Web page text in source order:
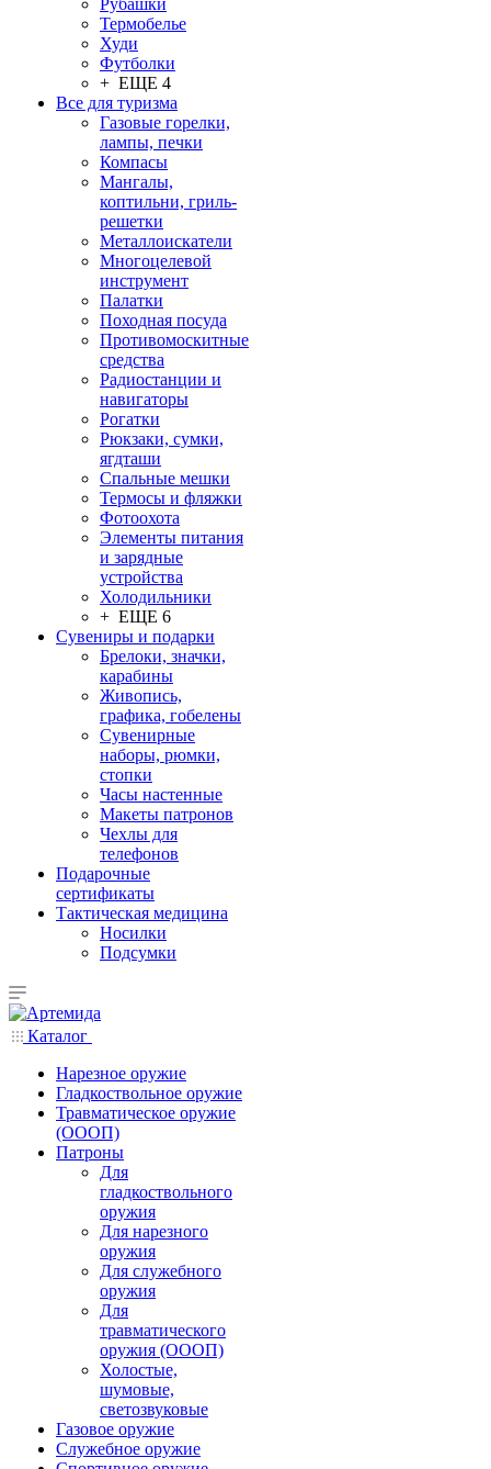
Рубашки
Термобелье
Худи
Футболки
+ ЕЩЕ 4
Все для туризма
Газовые горелки,
лампы, печки
Компасы
Мангалы,
коптильни, гриль-
решетки
Металлоискатели
Многоцелевой
инструмент
Палатки
Походная посуда
Противомоскитные
средства
Радиостанции и
навигаторы
Рогатки
Рюкзаки, сумки,
ягдташи
Спальные мешки
Термосы и фляжки
Фотоохота
Элементы питания
и зарядные
устройства
Холодильники
+ ЕЩЕ 6
Сувениры и подарки
Брелоки, значки,
карабины
Живопись,
графика, гобелены
Сувенирные
наборы, рюмки,
стопки
Часы настенные
Макеты патронов
Чехлы для
телефонов
Подарочные
сертификаты
Тактическая медицина
Носилки
Подсумки
Каталог
Нарезное оружие
Гладкоствольное оружие
Травматическое оружие
(ОООП)
Патроны
Для
гладкоствольного
оружия
Для нарезного
оружия
Для служебного
оружия
Для
травматического
оружия (ОООП)
Холостые,
шумовые,
светозвуковые
Газовое оружие
Служебное оружие